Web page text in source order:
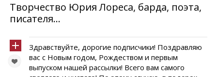
Творчество Юрия Лореса, барда, поэта,
писателя...
Здравствуйте, дорогие подписчики! Поздравляю
вас с Новым годом, Рождеством и первым
выпуском нашей рассылки! Всего вам самого